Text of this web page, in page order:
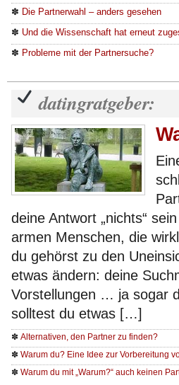
✽ Die Partnerwahl – anders gesehen
✽ Und die Wissenschaft hat erneut
✽ Probleme mit der Partnersuche?
datingratgeber:
deine Antwort „nichts“
armen Menschen, die
du gehörst zu den
etwas ändern: deine
Vorstellungen … ja sogar
solltest du etwas […]
✽ Alternativen, den Partner zu finden?
✽ Warum du? Eine Idee zur Vorbereitung
✽ Warum du mit „Warum?“ auch keinen